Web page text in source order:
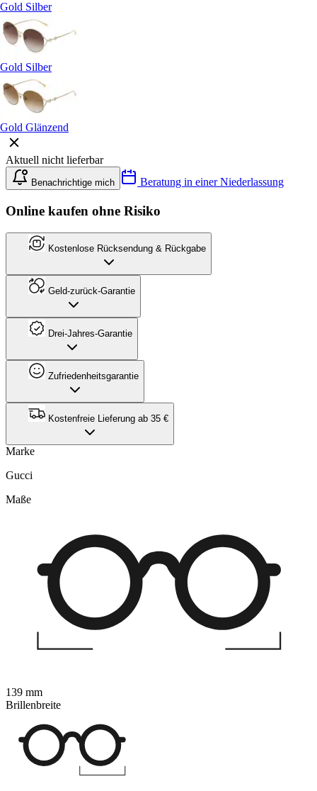
Gold Silber
Gold Silber
Gold Glänzend
Aktuell nicht lieferbar
Benachrichtige mich Beratung in einer Niederlassung
Online kaufen ohne Risiko
Kostenlose Rücksendung & Rückgabe
Geld-zurück-Garantie
Drei-Jahres-Garantie
Zufriedenheitsgarantie
Kostenfreie Lieferung ab 35 €
Marke
Gucci
Maße
139 mm
Brillenbreite